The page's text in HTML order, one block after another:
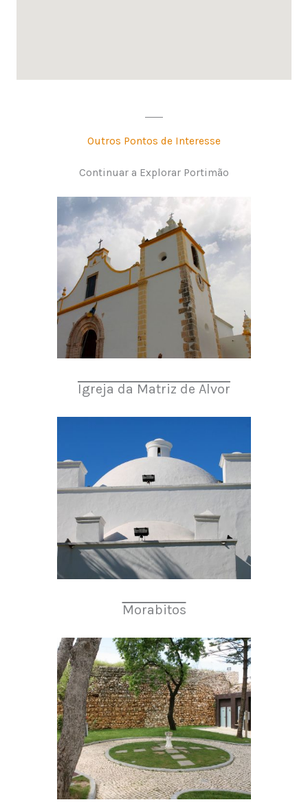
Outros Pontos de Interesse
Continuar a Explorar Portimão
Igreja da Matriz de Alvor
Morabitos